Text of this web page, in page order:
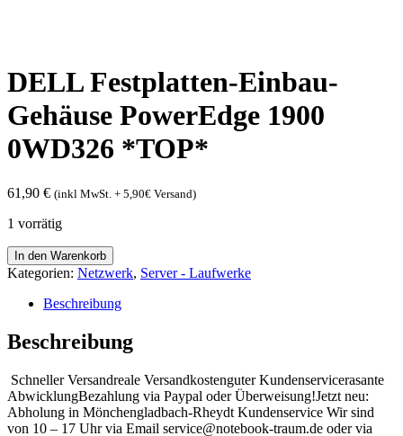
DELL Festplatten-Einbau-
Gehäuse PowerEdge 1900
0WD326 *TOP*
61,90 € (inkl MwSt. + 5,90€ Versand)
1 vorrätig
DELL
Festplatten-
Einbau-
Gehäuse
1900
0WD326
Menge
In den Warenkorb
Kategorien: Netzwerk, Server - Laufwerke
Beschreibung
Beschreibung
Schneller Versandreale Versandkostenguter Kundenservicerasante
AbwicklungBezahlung via Paypal oder Überweisung!Jetzt neu:
Abholung in Mönchengladbach-Rheydt Kundenservice Wir sind
von 10 – 17 Uhr via Email service@notebook-traum.de oder via